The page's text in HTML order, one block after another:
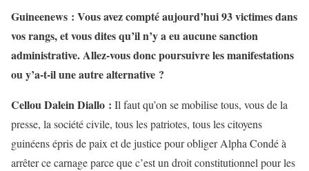
Guineenews : Vous avez compté aujourd’hui 93 victimes dans
vos rangs, et vous dites qu’il n’y a eu aucune sanction
administrative. Allez-vous donc poursuivre les manifestations
ou y’a-t-il une autre alternative ?
Cellou Dalein Diallo : Il faut qu’on se mobilise tous, vous de la
presse, la société civile, tous les patriotes, tous les citoyens
guinéens épris de paix et de justice pour obliger Alpha Condé à
arrêter ce carnage parce que c’est un droit constitutionnel pour les